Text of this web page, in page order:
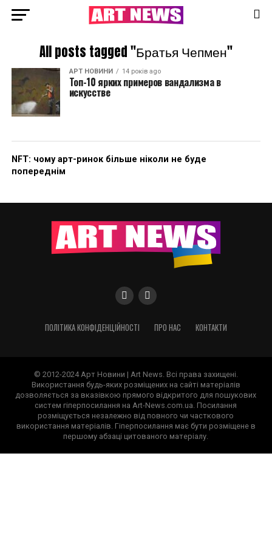
All posts tagged "Братья Чепмен"
АРТ НОВИНИ 14 років ago
Топ-10 ярких примеров вандализма в
искусстве
NFT: чому арт-ринок більше ніколи не буде
попереднім
ПОЛІТИКА КОНФІДЕНЦІЙНОСТІ ПРО НАС КОНТАКТИ
© 2012-2024 Арт Новини | Art News. Всі права захищені.
Використання будь-яких розміщених на сайті матеріалів
дозволяється за вказівкою прямого відкритого для пошукових
систем гіперпосилання на Art-News.com.ua. Посилання
розміщується незалежно від повного чи часткового
використання матеріалів. Гіперпосилання має бути розміщене в
першому абзаці цитованого матеріалу.